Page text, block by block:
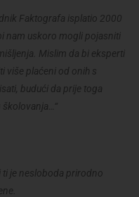
Faktografa isplatio 2000
nam uskoro mogli pojasniti
Mislim da bi eksperti
više plaćeni od onih s
budući da prije toga
ti je nesloboda prirodno